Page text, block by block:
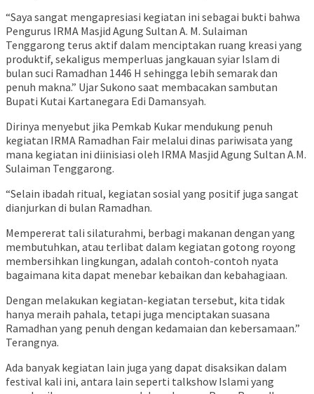
“Saya sangat mengapresiasi kegiatan ini sebagai bukti bahwa
Pengurus IRMA Masjid Agung Sultan A. M. Sulaiman
Tenggarong terus aktif dalam menciptakan ruang kreasi yang
produktif, sekaligus memperluas jangkauan syiar Islam di
bulan suci Ramadhan 1446 H sehingga lebih semarak dan
penuh makna.” Ujar Sukono saat membacakan sambutan
Bupati Kutai Kartanegara Edi Damansyah.
Dirinya menyebut jika Pemkab Kukar mendukung penuh
kegiatan IRMA Ramadhan Fair melalui dinas pariwisata yang
mana kegiatan ini diinisiasi oleh IRMA Masjid Agung Sultan A.M.
Sulaiman Tenggarong.
“Selain ibadah ritual, kegiatan sosial yang positif juga sangat
dianjurkan di bulan Ramadhan.
Mempererat tali silaturahmi, berbagi makanan dengan yang
membutuhkan, atau terlibat dalam kegiatan gotong royong
membersihkan lingkungan, adalah contoh-contoh nyata
bagaimana kita dapat menebar kebaikan dan kebahagiaan.
Dengan melakukan kegiatan-kegiatan tersebut, kita tidak
hanya meraih pahala, tetapi juga menciptakan suasana
Ramadhan yang penuh dengan kedamaian dan kebersamaan.”
Terangnya.
Ada banyak kegiatan lain juga yang dapat disaksikan dalam
festival kali ini, antara lain seperti talkshow Islami yang